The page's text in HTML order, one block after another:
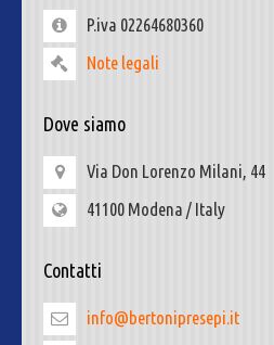
P.iva 02264680360
Note legali
Dove siamo
Via Don Lorenzo Milani, 44
41100 Modena / Italy
Contatti
info@bertonipresepi.it